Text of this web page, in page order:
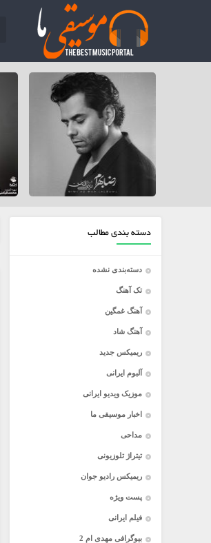
دسته بندی مطالب
دسته‌بندی نشده
تک آهنگ
آهنگ غمگین
آهنگ شاد
ریمیکس جدید
آلبوم ایرانی
موزیک ویدیو ایرانی
اخبار موسیقی ما
مداحی
تیتراژ تلوزیونی
ریمیکس رادیو جوان
پست ویژه
فیلم ایرانی
بیوگرافی مهدی ام 2